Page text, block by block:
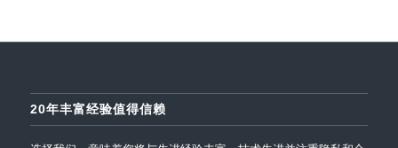
20年丰富经验值得信赖